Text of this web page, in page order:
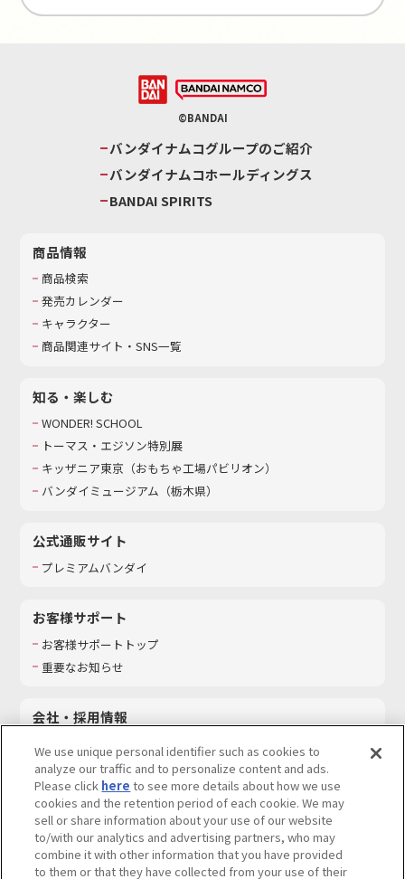
©BANDAI
バンダイナムコグループのご紹介
バンダイナムコホールディングス
BANDAI SPIRITS
商品情報
商品検索
発売カレンダー
キャラクター
商品関連サイト・SNS一覧
知る・楽しむ
WONDER! SCHOOL
トーマス・エジソン特別展
キッザニア東京（おもちゃ工場パビリオン）​
バンダイミュージアム（栃木県）
公式通販サイト
プレミアムバンダイ
お客様サポート
お客様サポートトップ
重要なお知らせ
会社・採用情報
採用情報
サステナビリティ
お問い合わせ
We use unique personal identifier such as cookies to
analyze our traffic and to personalize content and ads.
Please click here to see more details about how we use
cookies and the retention period of each cookie. We may
sell or share information about your use of our website
to/with our analytics and advertising partners, who may
combine it with other information that you have provided
to them or that they have collected from your use of their